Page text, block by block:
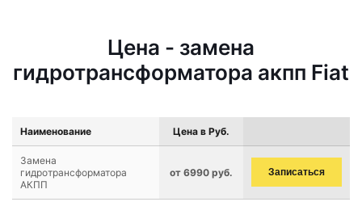
Цена - замена
гидротрансформатора акпп Fiat
Наименование Цена в Руб.
Замена
гидротрансформатора
АКПП
от 6990 руб. Записаться